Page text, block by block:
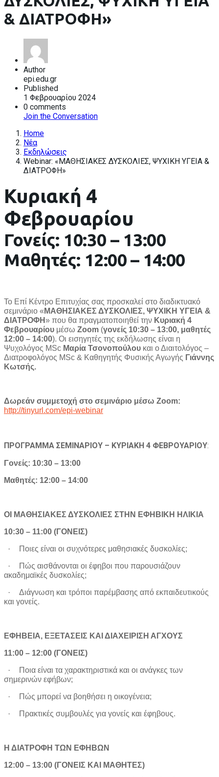
& ΔΙΑΤΡΟΦΗ»
Author
epi.edu.gr
Published
1 Φεβρουαρίου 2024
0 comments
Join the Conversation
Home
Nέα
Εκδηλώσεις
Webinar: «ΜΑΘΗΣΙΑΚΕΣ ΔΥΣΚΟΛΙΕΣ, ΨΥΧΙΚΗ ΥΓΕΙΑ &
ΔΙΑΤΡΟΦΗ»
Κυριακή 4
Φεβρουαρίου
Γονείς: 10:30 – 13:00
Μαθητές: 12:00 – 14:00
Το Επί Κέντρο Επιτυχίας σας προσκαλεί στο διαδικτυακό
σεμινάριο « ΜΑΘΗΣΙΑΚΕΣ ΔΥΣΚΟΛΙΕΣ, ΨΥΧΙΚΗ ΥΓΕΙΑ &
ΔΙΑΤΡΟΦΗ» που θα πραγματοποιηθεί την Κυριακή 4
Φεβρουαρίου μέσω Zoom (γονείς 10:30 – 13:00, μαθητές
12:00 – 14:00). Οι εισηγητές της εκδήλωσης είναι η
Ψυχολόγος MSc Μαρία Τσονοπούλου και ο Διαιτολόγος –
Διατροφολόγος MSc & Καθηγητής Φυσικής Αγωγής Γιάννης
Κωτσής.
Δωρεάν συμμετοχή στο σεμινάριο μέσω Zoom:
http://tinyurl.com/epi-webinar
ΠΡΟΓΡΑΜΜΑ ΣΕΜΙΝΑΡΙΟΥ – ΚΥΡΙΑΚΗ 4 ΦΕΒΡΟΥΑΡΙΟΥ:
Γονείς: 10:30 – 13:00
Μαθητές: 12:00 – 14:00
ΟΙ ΜΑΘΗΣΙΑΚΕΣ ΔΥΣΚΟΛΙΕΣ ΣΤΗΝ ΕΦΗΒΙΚΗ ΗΛΙΚΙΑ
10:30 – 11:00 (ΓΟΝΕΙΣ)
Ποιες είναι οι συχνότερες μαθησιακές δυσκολίες;
Πώς αισθάνονται οι έφηβοι που παρουσιάζουν
ακαδημαϊκές δυσκολίες;
Διάγνωση και τρόποι παρέμβασης από εκπαιδευτικούς
και γονείς.
ΕΦΗΒΕΙΑ, ΕΞΕΤΑΣΕΙΣ ΚΑΙ ΔΙΑΧΕΙΡΙΣΗ ΑΓΧΟΥΣ
11:00 – 12:00 (ΓΟΝΕΙΣ)
Ποια είναι τα χαρακτηριστικά και οι ανάγκες των
σημερινών εφήβων;
Πώς μπορεί να βοηθήσει η οικογένεια;
Πρακτικές συμβουλές για γονείς και έφηβους.
Η ΔΙΑΤΡΟΦΗ ΤΩΝ ΕΦΗΒΩΝ
12:00 – 13:00 (ΓΟΝΕΙΣ ΚΑΙ ΜΑΘΗΤΕΣ)